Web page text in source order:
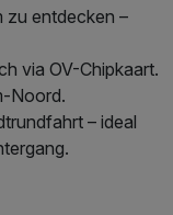
zu entdecken –
via OV-Chipkaart.
Noord.
– ideal